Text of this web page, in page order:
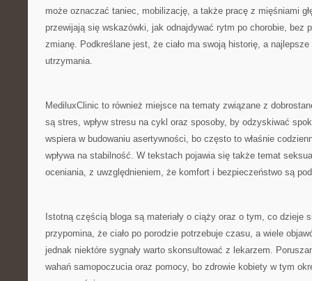
może oznaczać taniec, mobilizację, a także pracę z mięśniami
przewijają się wskazówki, jak odnajdywać rytm po chorobie, bez
zmianę. Podkreślane jest, że ciało ma swoją historię, a
utrzymania.
MediluxClinic to również miejsce na tematy związane z
są stres, wpływ stresu na cykl oraz sposoby, by odzyskiwać
wspiera w budowaniu asertywności, bo często to właśnie
wpływa na stabilność. W tekstach pojawia się także temat
oceniania, z uwzględnieniem, że komfort i bezpieczeństwo są
Istotną częścią bloga są materiały o ciąży oraz o tym, co dzieje
przypomina, że ciało po porodzie potrzebuje czasu, a wiele
jednak niektóre sygnały warto skonsultować z lekarzem.
wahań samopoczucia oraz pomocy, bo zdrowie kobiety w tym